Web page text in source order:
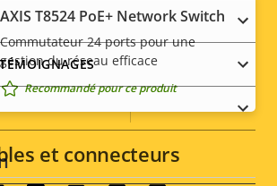
IP IP66
repeint
durable
AXIS T8524 PoE+ Network Switch
Commutateur 24 ports pour une
gestion du réseau efficace
Recommandé pour ce produit
et connecteurs